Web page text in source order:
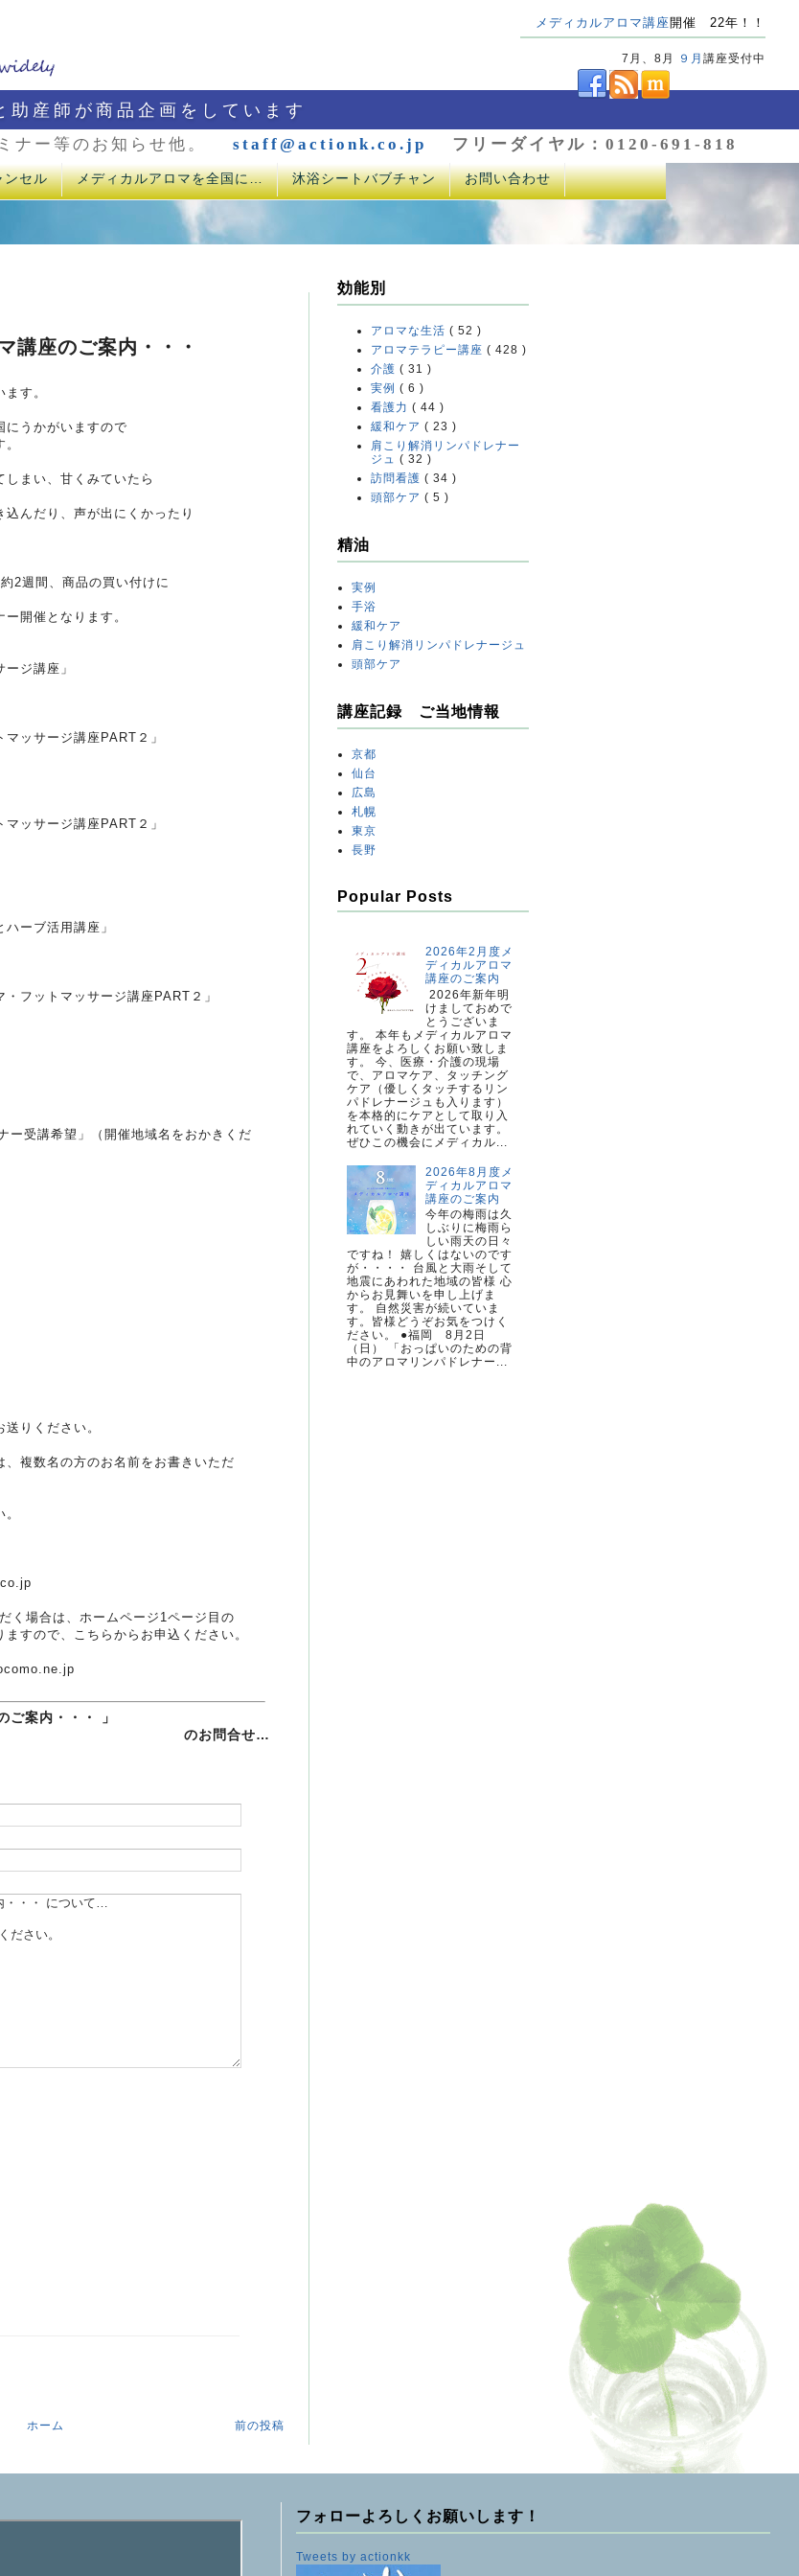
メディカルアロマ講座開催 22年！！
7月、8月 ９月 講座受付中
産師が商品企画をしています
ナー等のお知らせ他。 staff@actionk.co.jp フリーダイヤル：0120-691-818
ンセル メディカルアロマを全国に… 沐浴シートバブチャン お問い合わせ
講座のご案内・・・
す。
にうかがいますので
まい、甘くみていたら
んだり、声が出にくかったり
2週間、商品の買い付けに
開催となります。
ジ講座」
マッサージ講座PART２」
マッサージ講座PART２」
ーブ活用講座」
・フットマッサージ講座PART２」
ー受講希望」（開催地域名をおかきくだ
りください。
複数名の方のお名前をお書きいただ
場合は、ホームページ1ページ目の
ので、こちらからお申込ください。
ご案内・・・ 」
のお問合せ…
前の投稿
ホーム
効能別
アロマな生活 ( 52 )
アロマテラピー講座 ( 428 )
介護 ( 31 )
実例 ( 6 )
看護力 ( 44 )
緩和ケア ( 23 )
肩こり解消リンパドレナー
ジュ ( 32 )
訪問看護 ( 34 )
頭部ケア ( 5 )
精油
実例
手浴
緩和ケア
肩こり解消リンパドレナージュ
頭部ケア
講座記録 ご当地情報
京都
仙台
広島
札幌
東京
長野
Popular Posts
2026年2月度メ
ディカルアロマ
講座のご案内
2026年新年明
けましておめで
とうございま
す。 本年もメディカルアロマ
講座をよろしくお願い致しま
す。 今、医療・介護の現場
で、アロマケア、タッチング
ケア（優しくタッチするリン
パドレナージュも入ります）
を本格的にケアとして取り入
れていく動きが出ています。
ぜひこの機会にメディカル...
2026年8月度メ
ディカルアロマ
講座のご案内
今年の梅雨は久
しぶりに梅雨ら
しい雨天の日々
ですね！ 嬉しくはないのです
が・・・・ 台風と大雨そして
地震にあわれた地域の皆様 心
からお見舞いを申し上げま
す。 自然災害が続いていま
す。皆様どうぞお気をつけく
ださい。 ●福岡 8月2日
（日） 「おっぱいのための背
中のアロマリンパドレナー...
フォローよろしくお願いします！
Tweets by actionkk